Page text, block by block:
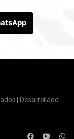
| Desarrollado
F
Y
W